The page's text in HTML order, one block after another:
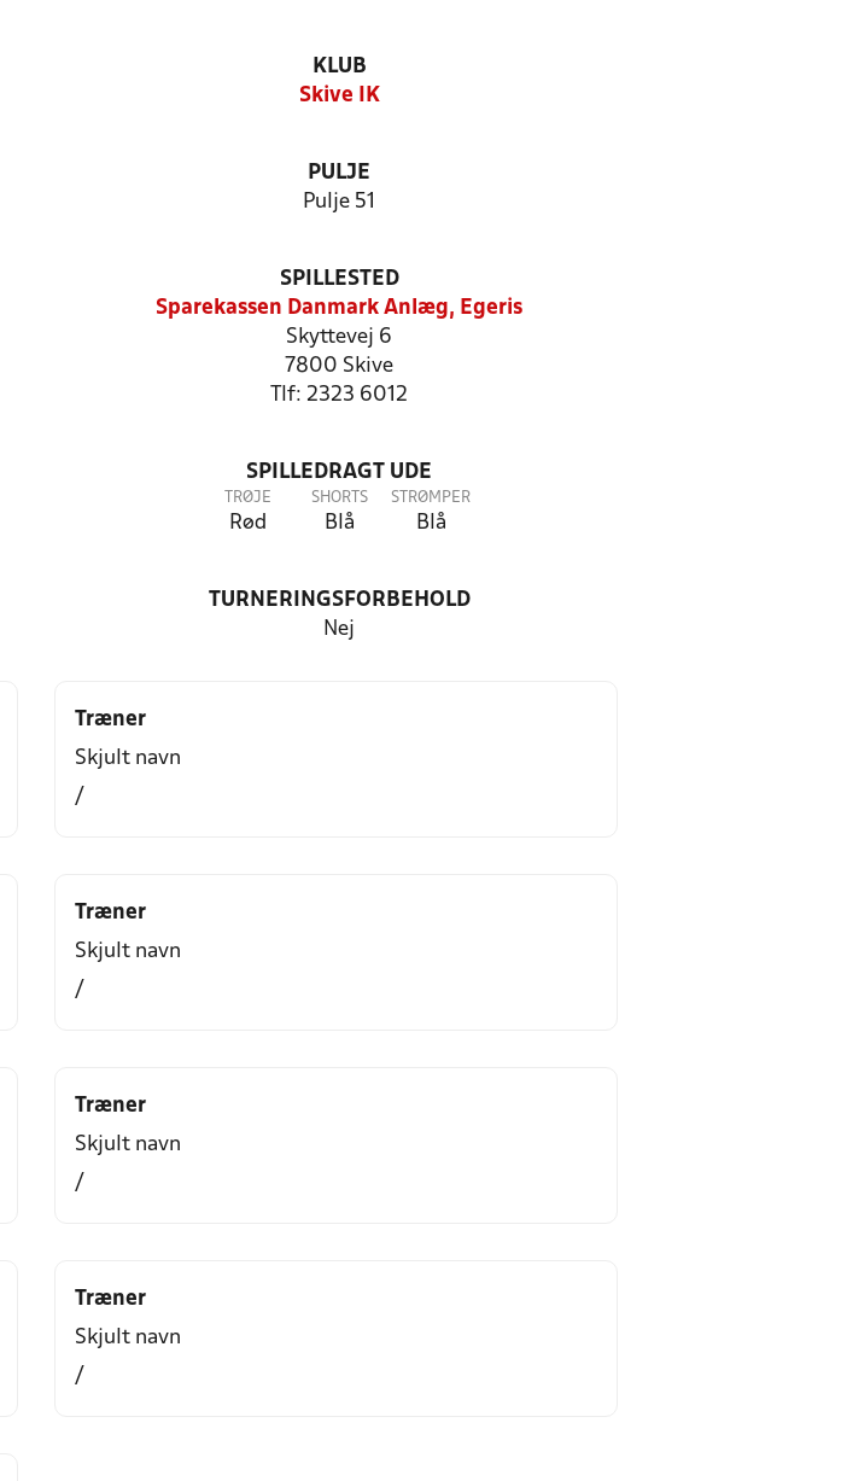
KLUB
Skive IK
PULJE
Pulje 51
SPILLESTED
Sparekassen Danmark Anlæg, Egeris
Skyttevej 6
7800 Skive
Tlf: 2323 6012
SPILLEDRAGT UDE
TRØJE
Rød
SHORTS
Blå
STRØMPER
Blå
TURNERINGSFORBEHOLD
Nej
Træner
Skjult navn
/
Træner
Skjult navn
/
Træner
Skjult navn
/
Træner
Skjult navn
/